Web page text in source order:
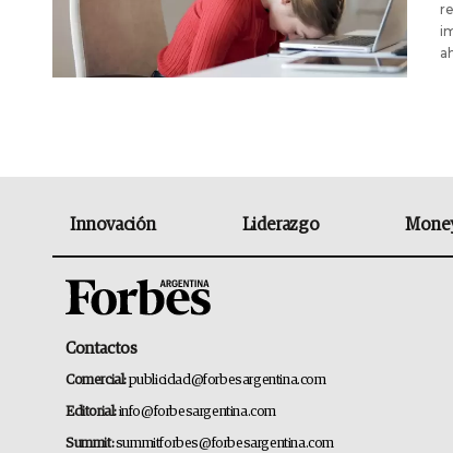
Innovación Liderazgo
Contactos
Comercial:publicidad@forbesargentina.com
Editorial:info@forbesargentina.com
Summit:summitforbes@forbesargentina.com